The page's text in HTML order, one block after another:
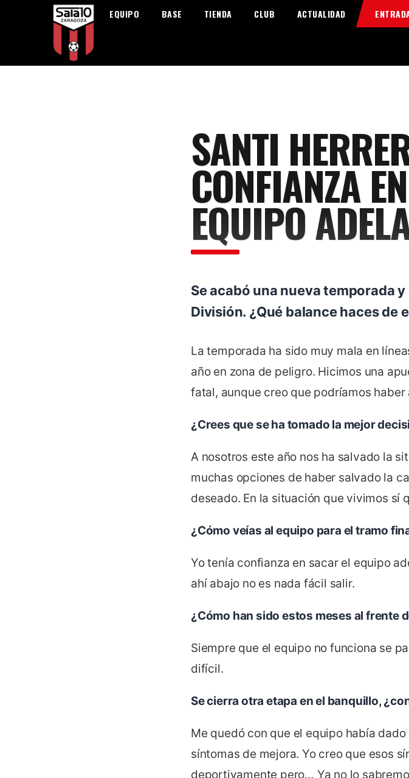
EQUIPO BASE TIENDA CLUB ACTUALIDAD
Home
Food & Drink
SANTI
CONFIANZA
EQUIPO
Se acabó una nueva temporada
División. ¿Qué balance haces de
La temporada ha sido muy mala en
año en zona de peligro. Hicimos una
fatal, aunque creo que podríamos
¿Crees que se ha tomado la mejor
A nosotros este año nos ha salvado la
muchas opciones de haber salvado la
deseado. En la situación que vivimos sí
¿Cómo veías al equipo para el tramo
Yo tenía confianza en sacar el equipo
ahí abajo no es nada fácil salir.
¿Cómo han sido estos meses al frente
Siempre que el equipo no funciona se
difícil.
Se cierra otra etapa en el banquillo,
Me quedó con que el equipo había
síntomas de mejora. Yo creo que esos
deportivamente pero… Ya no lo